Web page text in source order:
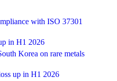
with ISO 37301
in H1 2026
Korea on rare metals
up in H1 2026